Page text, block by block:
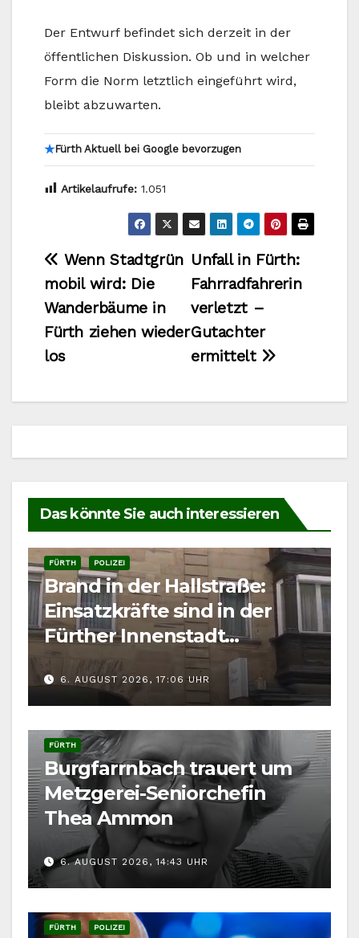
Der Entwurf befindet sich derzeit in der
öffentlichen Diskussion. Ob und in welcher
Form die Norm letztlich eingeführt wird,
bleibt abzuwarten.​
★Fürth Aktuell bei Google bevorzugen
Artikelaufrufe: 1.051
Beitragsnavigation
Unfall in Fürth:
Fahrradfahrerin
verletzt –
Gutachter
ermittelt
Wenn Stadtgrün
mobil wird: Die
Wanderbäume in
Fürth ziehen wieder
los
Das könnte Sie auch interessieren
FÜRTH POLIZEI
Brand in der Hallstraße:
Einsatzkräfte sind in der
Fürther Innenstadt
gefordert
6. AUGUST 2026, 17:06 UHR
FÜRTH
Burgfarrnbach trauert um
Metzgerei-Seniorchefin
Thea Ammon
6. AUGUST 2026, 14:43 UHR
FÜRTH POLIZEI